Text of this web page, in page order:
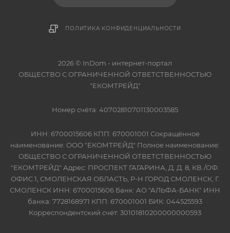
ПОЛИТИКА КОНФИДЕНЦИАЛЬНОСТИ
2026 © InDom - интернет-портал
ОБЩЕСТВО С ОГРАНИЧЕННОЙ ОТВЕТСТВЕННОСТЬЮ
"ЕКОМТРЕЙД"
Номер счёта: 40702810701130003585
ИНН: 6700015606 КПП: 670001001 Сокращённое
наименование: ООО "ЕКОМТРЕЙД" Полное наименование:
ОБЩЕСТВО С ОГРАНИЧЕННОЙ ОТВЕТСТВЕННОСТЬЮ
"ЕКОМТРЕЙД" Адрес: ПРОСПЕКТ ГАГАРИНА, Д. Д. 8, КВ./ОФ.
ОФИС 1, СМОЛЕНСКАЯ ОБЛАСТЬ, Р-Н ГОРОД СМОЛЕНСК, Г.
СМОЛЕНСК ИНН: 6700015606 Банк: АО "АЛЬФА-БАНК" ИНН
банка: 7728168971 КПП: 670001001 БИК: 044525593
Корреспондентский счёт: 30101810200000000593